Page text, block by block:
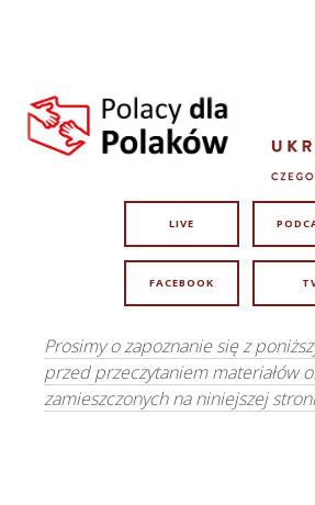
LIVE
FACEBOOK
Prosimy o zapoznanie się z
przed przeczytaniem materiałów
zamieszczonych na niniejszej